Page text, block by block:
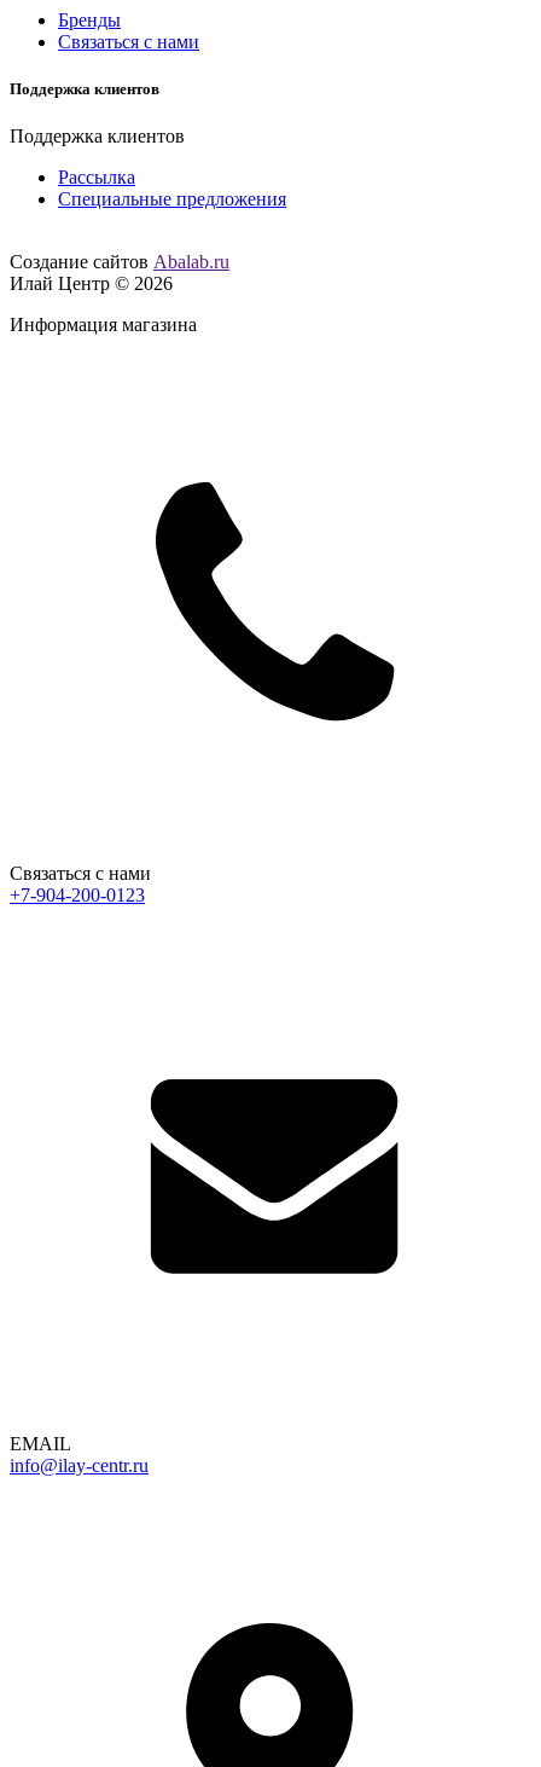
Бренды
Связаться с нами
Поддержка клиентов
Поддержка клиентов
Рассылка
Специальные предложения
Создание сайтов Abalab.ru
Илай Центр © 2026
Информация магазина
Связаться с нами
+7-904-200-0123
EMAIL
info@ilay-centr.ru